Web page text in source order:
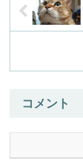
コメント